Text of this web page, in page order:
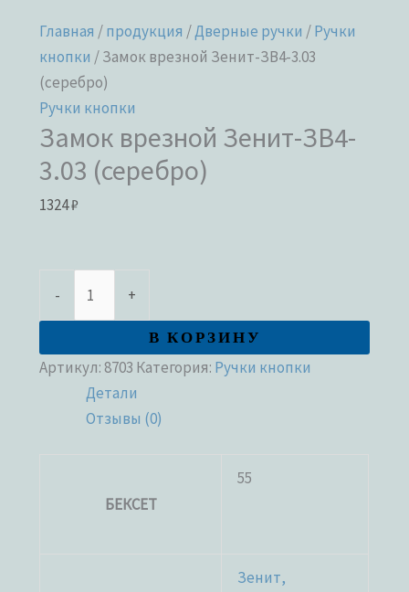
Главная /продукция /Дверные ручки /Ручки
кнопки / Замок врезной Зенит-ЗВ4-3.03
(серебро)
Ручки кнопки
Замок врезной Зенит-ЗВ4-
3.03 (серебро)
1324₽
- +
В КОРЗИНУ
Артикул: 8703 Категория: Ручки кнопки
Детали
Отзывы (0)
БЕКСЕТ
55
Зенит,